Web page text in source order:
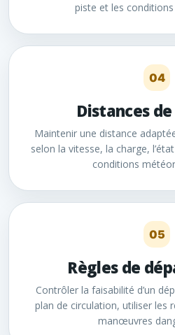
piste et les
04
Distances
Maintenir une distance
selon la vitesse, la charge,
conditions
05
Règles de
Contrôler la faisabilité d’un
plan de circulation, utiliser les
manœuvres